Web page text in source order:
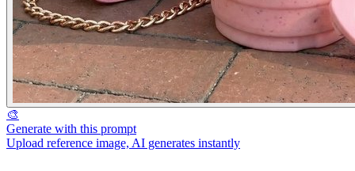
🎨
Generate with this prompt
Upload reference image, AI generates instantly